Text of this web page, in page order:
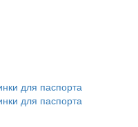
для паспорта
для паспорта